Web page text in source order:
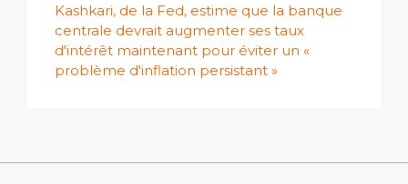
Kashkari, de la Fed, estime que la banque
centrale devrait augmenter ses taux
d'intérêt maintenant pour éviter un «
problème d'inflation persistant »